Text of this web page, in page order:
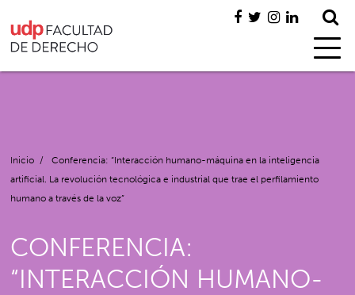
Inicio /
Conferencia: “Interacción humano-máquina en la inteligencia
artificial. La revolución tecnológica e industrial que trae el perfilamiento
humano a través de la voz”
CONFERENCIA:
“INTERACCIÓN HUMANO-